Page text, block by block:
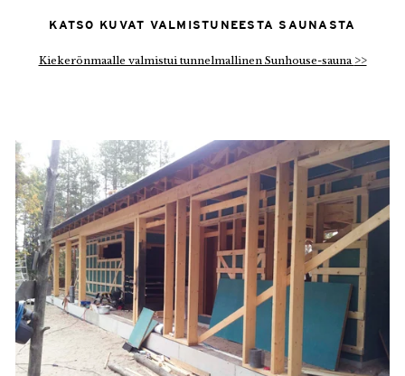
KATSO KUVAT VALMISTUNEESTA SAUNASTA
Kiekerönmaalle valmistui tunnelmallinen Sunhouse-sauna >>